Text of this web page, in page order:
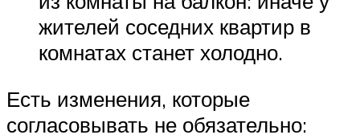
жителей соседних квартир в
комнатах станет холодно.
Есть изменения, которые
согласовывать не обязательно: